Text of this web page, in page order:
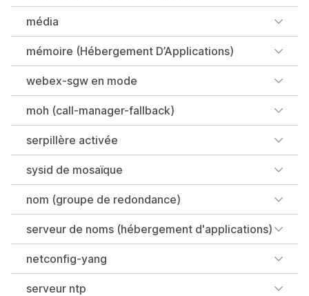
média
mémoire (Hébergement D’Applications)
webex-sgw en mode
moh (call-manager-fallback)
serpillère activée
sysid de mosaïque
nom (groupe de redondance)
serveur de noms (hébergement d'applications)
netconfig-yang
serveur ntp